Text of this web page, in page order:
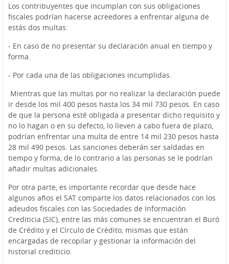
Los contribuyentes que incumplan con sus obligaciones
fiscales podrían hacerse acreedores a enfrentar alguna de
estás dos multas:
- En caso de no presentar su declaración anual en tiempo y
forma.
- Por cada una de las obligaciones incumplidas.
Mientras que las multas por no realizar la declaración puede
ir desde los mil 400 pesos hasta los 34 mil 730 pesos. En caso
de que la persona esté obligada a presentar dicho requisito y
no lo hagan o en su defecto, lo lleven a cabo fuera de plazo,
podrían enfrentar una multa de entre 14 mil 230 pesos hasta
28 mil 490 pesos. Las sanciones deberán ser saldadas en
tiempo y forma, de lo contrario a las personas se le podrían
añadir multas adicionales.
Por otra parte, es importante recordar que desde hace
algunos años el SAT comparte los datos relacionados con los
adeudos fiscales con las Sociedades de Información
Crediticia (SIC), entre las más comunes se encuentran el Buró
de Crédito y el Círculo de Crédito, mismas que están
encargadas de recopilar y gestionar la información del
historial crediticio.